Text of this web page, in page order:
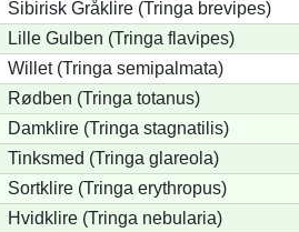
Sibirisk Gråklire (Tringa brevipes)
Lille Gulben (Tringa flavipes)
Willet (Tringa semipalmata)
Rødben (Tringa totanus)
Damklire (Tringa stagnatilis)
Tinksmed (Tringa glareola)
Sortklire (Tringa erythropus)
Hvidklire (Tringa nebularia)